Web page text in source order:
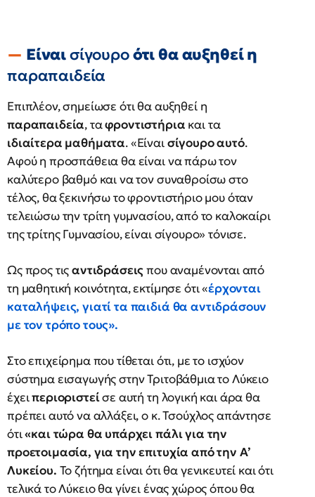
Είναισίγουροότι θα αυξηθεί η
παραπαιδεία
Επιπλέον, σημείωσε ότι θα αυξηθεί η
παραπαιδεία, ταφροντιστήρια και τα
ιδιαίτερα μαθήματα. «Είναισίγουρο αυτό.
Αφού η προσπάθεια θα είναι να πάρω τον
καλύτερο βαθμό και να τον συναθροίσω στο
τέλος, θα ξεκινήσω το φροντιστήριο μου όταν
τελειώσω την τρίτη γυμνασίου, από το καλοκαίρι
της τρίτης Γυμνασίου, είναι σίγουρο» τόνισε.
Ως προς τιςαντιδράσειςπου αναμένονται από
τη μαθητική κοινότητα, εκτίμησε ότι «έρχονται
καταλήψεις, γιατί τα παιδιά θα αντιδράσουν
με τον τρόπο τους».
Στο επιχείρημα που τίθεται ότι, με το ισχύον
σύστημα εισαγωγής στην Τριτοβάθμια το Λύκειο
έχειπεριοριστείσε αυτή τη λογική και άρα θα
πρέπει αυτό να αλλάξει, ο κ. Τσούχλος απάντησε
ότι«και τώρα θα υπάρχει πάλι για την
προετοιμασία, για την επιτυχία από την Α’
Λυκείου. Το ζήτημα είναι ότι θα γενικευτεί και ότι
τελικά το Λύκειο θα γίνει ένας χώρος όπου θα